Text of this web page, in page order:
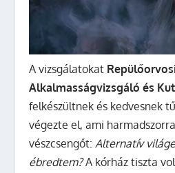
A vizsgálatokat
Alkalmasságvizsgáló és
felkészültnek és kedvesnek
végezte el, ami
vészcsengőt:Alternatív
ébredtem?A kórház tiszta